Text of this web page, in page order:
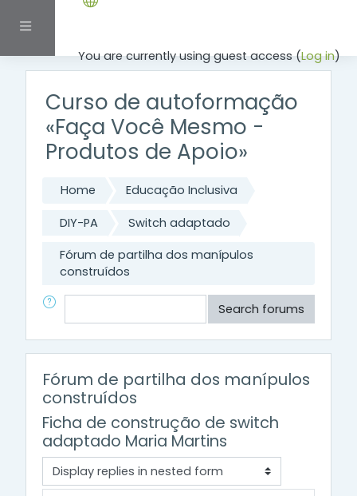
Side panel
You are currently using guest access (Log in)
Skip to main content
Curso de autoformação
«Faça Você Mesmo -
Produtos de Apoio»
Home Educação Inclusiva
DIY-PA Switch adaptado
Fórum de partilha dos manípulos
construídos
Search
Search forums
Fórum de partilha dos manípulos
construídos
Ficha de construção de switch
adaptado Maria Martins
Display mode